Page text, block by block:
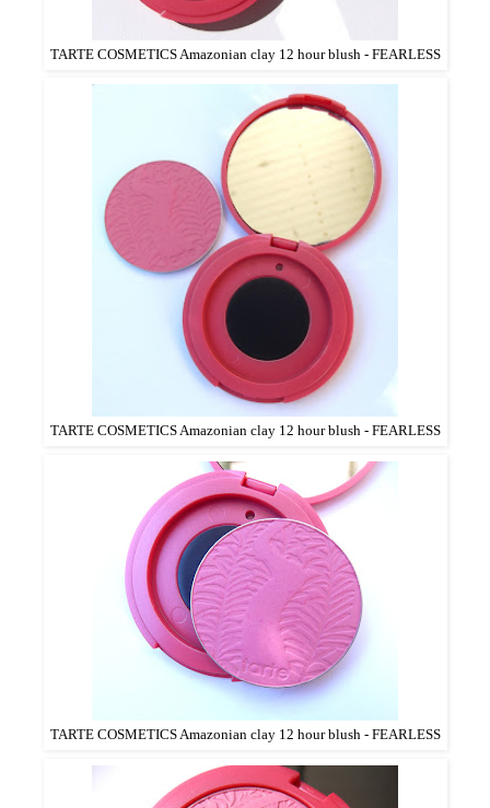
TARTE COSMETICS Amazonian clay 12 hour blush - FEARLESS
TARTE COSMETICS Amazonian clay 12 hour blush - FEARLESS
TARTE COSMETICS Amazonian clay 12 hour blush - FEARLESS